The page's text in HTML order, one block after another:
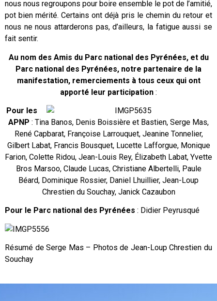
nous nous regroupons pour boire ensemble le pot de l’amitié,
pot bien mérité. Certains ont déjà pris le chemin du retour et
nous ne nous attarderons pas, d’ailleurs, la fatigue aussi se
fait sentir.
Au nom des Amis du Parc national des Pyrénées, et du
Parc national des Pyrénées, notre partenaire de la
manifestation, remerciements à tous ceux qui ont
apporté leur participation :
Pour les
APNP : Tina Banos, Denis Boissière et Bastien, Serge Mas,
René Capbarat, Françoise Larrouquet, Jeanine Tonnelier,
Gilbert Labat, Francis Bousquet, Lucette Lafforgue, Monique
Farion, Colette Ridou, Jean-Louis Rey, Élizabeth Labat, Yvette
Bros Marsoo, Claude Lucas, Christiane Albertelli, Paule
Béard, Dominique Rossier, Daniel Lhuillier, Jean-Loup
Chrestien du Souchay, Janick Cazaubon
Pour le Parc national des Pyrénées : Didier Peyrusqué
Résumé de Serge Mas – Photos de Jean-Loup Chrestien du
Souchay